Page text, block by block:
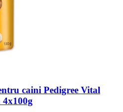
caini Pedigree Vital